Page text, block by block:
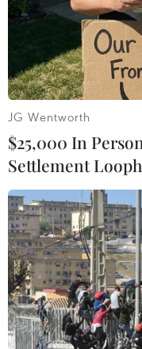
Theo thống kê mới
giờ sáng 18/4, số ca
người, trong đó
phục
JG Wentworth
$25,000 In
Settlement